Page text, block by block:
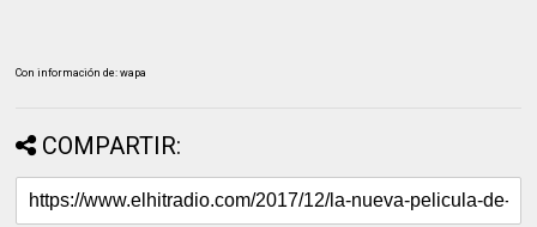
Con información de: wapa
COMPARTIR: